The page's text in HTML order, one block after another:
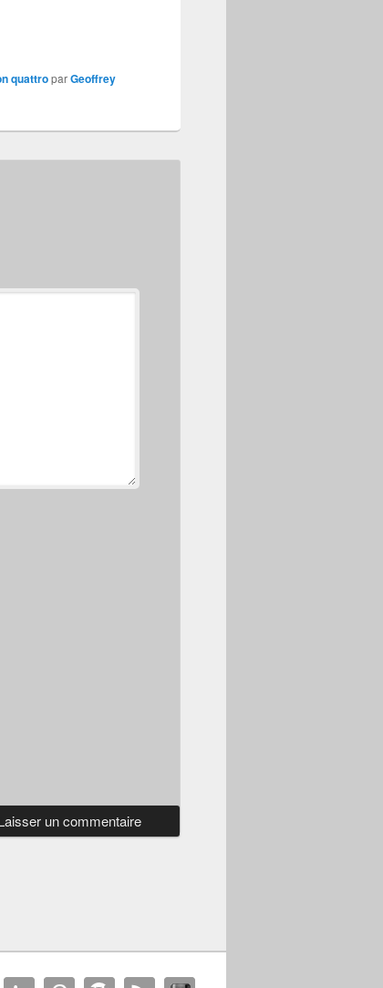
quattroparGeoffrey